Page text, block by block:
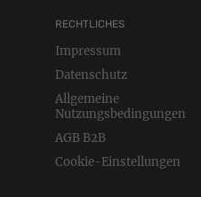
RECHTLICHES
Impressum
Datenschutz
Allgemeine
Nutzungsbedingungen
AGB B2B
Cookie-Einstellungen